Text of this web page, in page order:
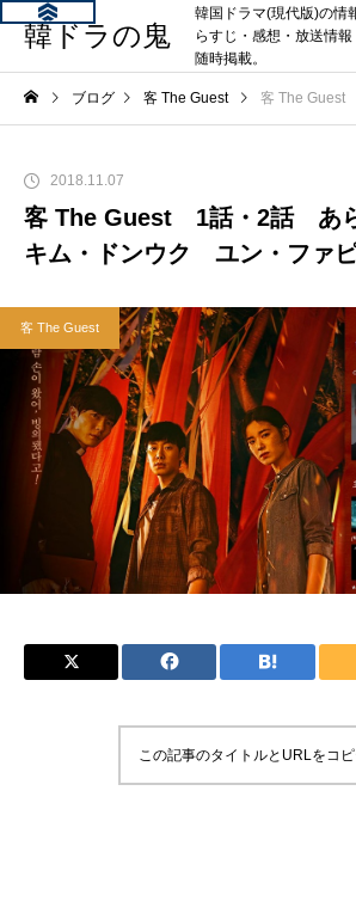
韓ドラの鬼
韓国ドラマ(現代版)の情
らすじ・感想・放送情
随時掲載。
ブログ 客 The Guest 客 The Guest 1話・2話 あらす
2018.11.07
客 The Guest 1話・2話 あ
キム・ドンウク ユン・ファ
客 The Guest
この記事のタイトルとURLをコ